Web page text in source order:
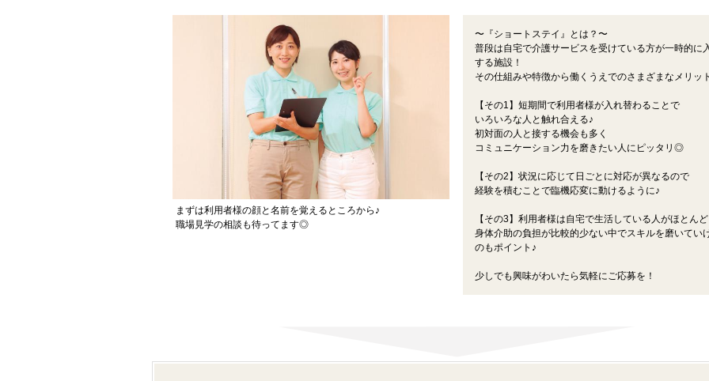
まずは利用者様の顔と名前を覚えるところから♪
職場見学の相談も待ってます◎
〜『ショートステイ』とは？〜
普段は自宅で介護サービスを受けている方が一時的に
する施設！
その仕組みや特徴から働くうえでのさまざまなメリッ
【その1】短期間で利用者様が入れ替わることで
いろいろな人と触れ合える♪
初対面の人と接する機会も多く
コミュニケーション力を磨きたい人にピッタリ◎
【その2】状況に応じて日ごとに対応が異なるので
経験を積むことで臨機応変に動けるように♪
【その3】利用者様は自宅で生活している人がほとん
身体介助の負担が比較的少ない中でスキルを磨いてい
のもポイント♪
少しでも興味がわいたら気軽にご応募を！